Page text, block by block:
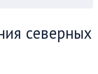
северных